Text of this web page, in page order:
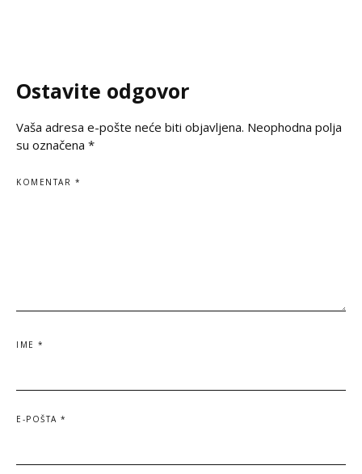
Ostavite odgovor
Vaša adresa e-pošte neće biti objavljena. Neophodna polja
su označena *
KOMENTAR *
IME *
E-POŠTA *